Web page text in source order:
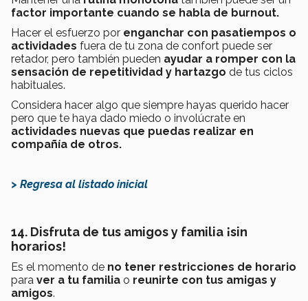
factor importante cuando se habla de burnout.
Hacer el esfuerzo por enganchar con pasatiempos o
actividades fuera de tu zona de confort puede ser
retador, pero también pueden ayudar a romper con la
sensación de repetitividad y hartazgo de tus ciclos
habituales.
Considera hacer algo que siempre hayas querido hacer
pero que te haya dado miedo o involúcrate en
actividades nuevas que puedas realizar en
compañía de otros.
> Regresa al listado inicial
14. Disfruta de tus amigos y familia ¡sin
horarios!
Es el momento de no tener restricciones de horario
para ver a tu familia o reunirte con tus amigas y
amigos.